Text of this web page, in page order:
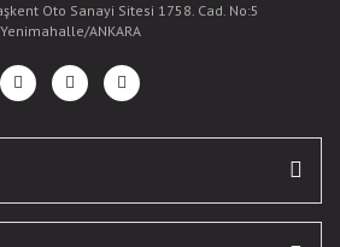
Oto Sanayi Sitesi 1758. Cad. No:5
Yenimahalle/ANKARA